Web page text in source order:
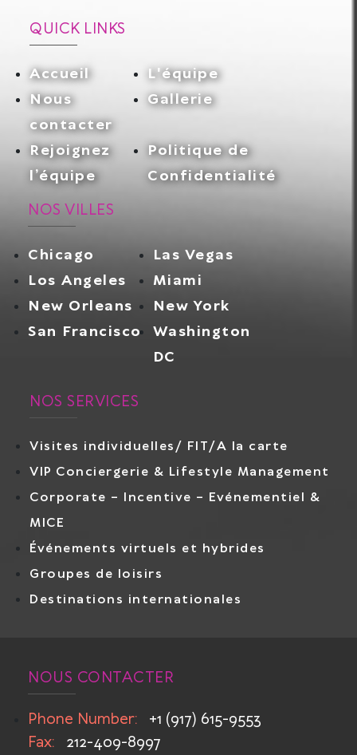
QUICK LINKS
Accueil
L'équipe
Nous
contacter
Gallerie
Rejoignez
l’équipe
Politique de
Confidentialité
NOS VILLES
Chicago
Las Vegas
Los Angeles
Miami
New Orleans
New York
San Francisco Washington
DC
NOS SERVICES
Visites individuelles/ FIT/A la carte
VIP Conciergerie & Lifestyle Management
Corporate – Incentive – Evénementiel &
MICE
Événements virtuels et hybrides
Groupes de loisirs
Destinations internationales
NOUS CONTACTER
Phone Number:
+1 (917) 615-9553
Fax:
212-409-8997